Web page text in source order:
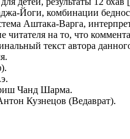
Йоги, комбинации
Аштака-Варга,
читателя на то, что
текст автора
Чанд Шарма.
Кузнецов (Ведаврат).